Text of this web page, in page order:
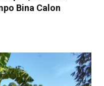
Bina Calon